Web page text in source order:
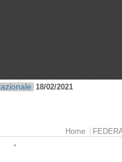
18/02/2021
Home